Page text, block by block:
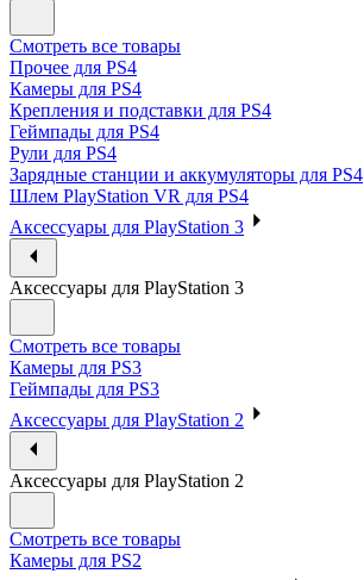
Смотреть все товары
Прочее для PS4
Камеры для PS4
Крепления и подставки для PS4
Геймпады для PS4
Рули для PS4
Зарядные станции и аккумуляторы для PS4
Шлем PlayStation VR для PS4
Аксессуары для PlayStation 3
Аксессуары для PlayStation 3
Смотреть все товары
Камеры для PS3
Геймпады для PS3
Аксессуары для PlayStation 2
Аксессуары для PlayStation 2
Смотреть все товары
Камеры для PS2